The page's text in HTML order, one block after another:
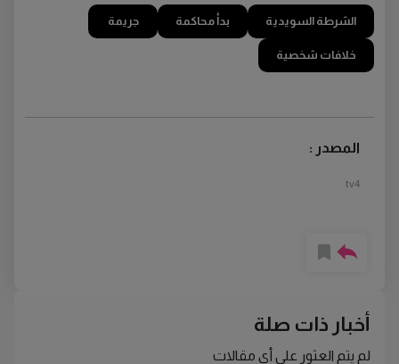
الشرطة السويدية بدأ محاكمة جريمة
خلافات شخصية
المصدر :
tv4
أخبار ذات صلة
لم يتم العثور على أي مقالات